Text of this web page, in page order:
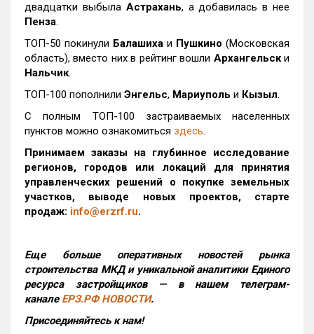
двадцатки выбыла Астрахань, а добавилась в нее
Пенза.
ТОП-50 покинули Балашиха и Пушкино (Московская
область), вместо них в рейтинг вошли Архангельски
Нальчик.
ТОП-100 пополнили Энгельс, Мариуполь и Кызыл.
С полным ТОП-100 застраиваемых населенных
пунктов можно ознакомиться здесь.
Принимаем заказы на глубинное исследование
регионов, городов или локаций для принятия
управленческих решений о покупке земельных
участков, выводе новых проектов, старте
продаж: info@erzrf.ru.
Еще больше оперативных новостей рынка
строительства МКД и уникальной аналитики Единого
ресурса застройщиков — в нашем телеграм-
канале ЕРЗ.РФ НОВОСТИ.
Присоединяйтесь к нам!